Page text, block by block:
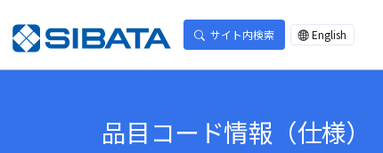
サイト内検索 English
品目コード情報（仕様）